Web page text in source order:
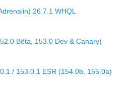
26.7.1 WHQL
Bêta, 153.0 Dev & Canary)
/ 153.0.1 ESR (154.0b, 155.0a)